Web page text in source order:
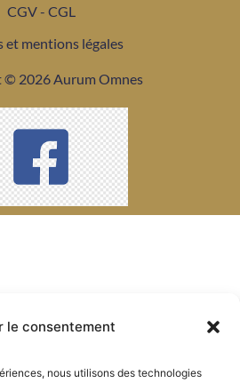
le consentement
nous utilisons des technologies
CGV - CGL
et mentions légales
© 2026 Aurum Omnes